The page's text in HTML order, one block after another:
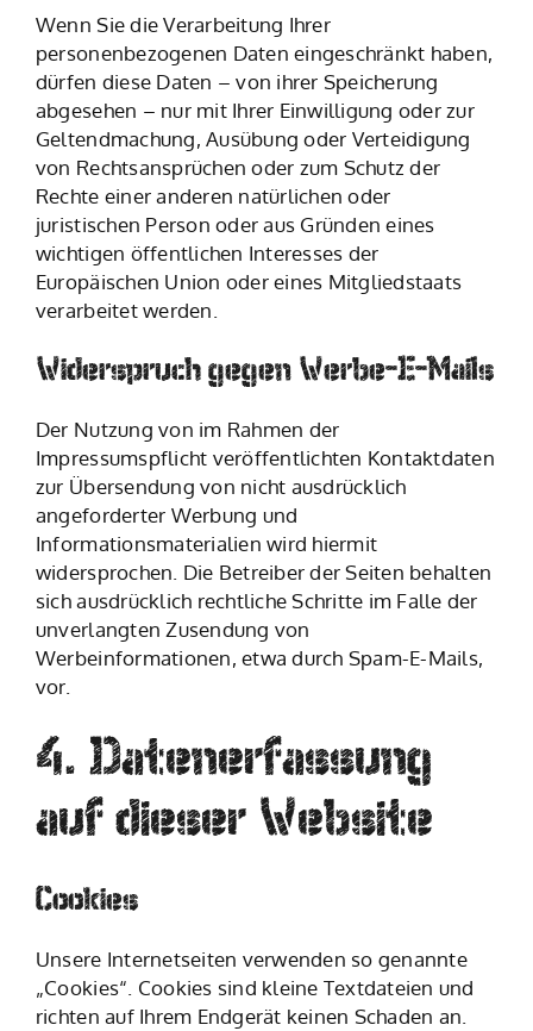
Wenn Sie die Verarbeitung Ihrer
personenbezogenen Daten eingeschränkt haben,
dürfen diese Daten – von ihrer Speicherung
abgesehen – nur mit Ihrer Einwilligung oder zur
Geltendmachung, Ausübung oder Verteidigung
von Rechtsansprüchen oder zum Schutz der
Rechte einer anderen natürlichen oder
juristischen Person oder aus Gründen eines
wichtigen öffentlichen Interesses der
Europäischen Union oder eines Mitgliedstaats
verarbeitet werden.
Widerspruch gegen Werbe-E-Mails
Der Nutzung von im Rahmen der
Impressumspflicht veröffentlichten Kontaktdaten
zur Übersendung von nicht ausdrücklich
angeforderter Werbung und
Informationsmaterialien wird hiermit
widersprochen. Die Betreiber der Seiten behalten
sich ausdrücklich rechtliche Schritte im Falle der
unverlangten Zusendung von
Werbeinformationen, etwa durch Spam-E-Mails,
vor.
4. Datenerfassung
auf dieser Website
Cookies
Unsere Internetseiten verwenden so genannte
„Cookies“. Cookies sind kleine Textdateien und
richten auf Ihrem Endgerät keinen Schaden an.